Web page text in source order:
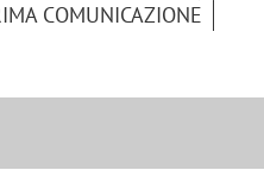
COMUNICAZIONE